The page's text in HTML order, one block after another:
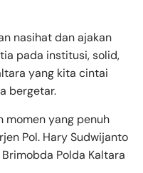
nasihat dan ajakan
pada institusi, solid,
yang kita cintai
bergetar.
momen yang penuh
Pol. Hary Sudwijanto
Polda Kaltara